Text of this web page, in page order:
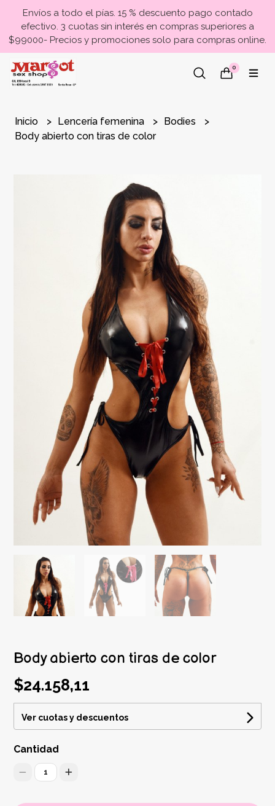
Envíos a todo el pías. 15 % descuento pago contado
efectivo. 3 cuotas sin interés en compras superiores a
$99000- Precios y promociones solo para compras online.
0
Inicio Lencería femenina
Bodies
Body abierto con tiras de color
Body abierto con tiras de color
$24.158,11
Ver cuotas y descuentos
Cantidad
1